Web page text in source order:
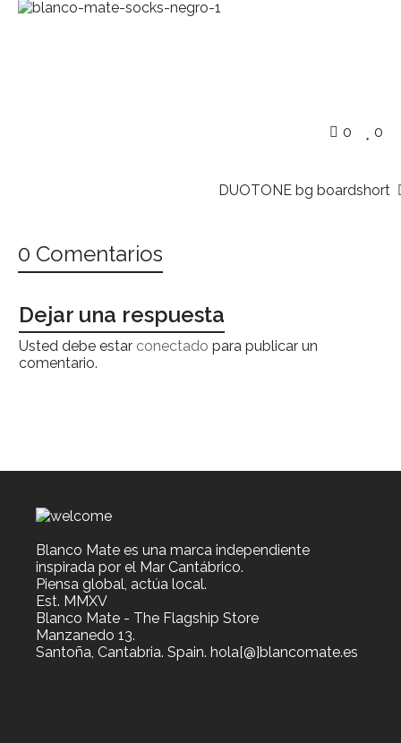
0
0
DUOTONE bg boardshort
0 Comentarios
Dejar una respuesta
Usted debe estar conectado para publicar un
comentario.
Blanco Mate es una marca independiente
inspirada por el Mar Cantábrico.
Piensa global, actúa local.
Est. MMXV
Blanco Mate - The Flagship Store
Manzanedo 13.
Santoña, Cantabria. Spain. hola[@]blancomate.es